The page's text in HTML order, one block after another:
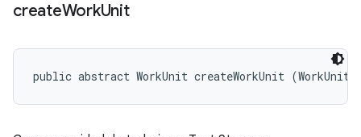
createWorkUnit
public abstract WorkUnit createWorkUnit (WorkUnit